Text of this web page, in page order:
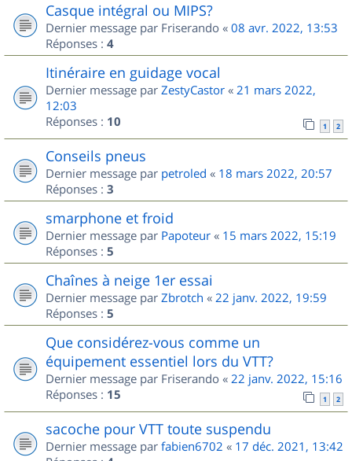
Casque intégral ou MIPS?
Dernier message par Friserando « 08 avr. 2022, 13:53
Réponses : 4
Itinéraire en guidage vocal
Dernier message par ZestyCastor « 21 mars 2022,
12:03
Réponses : 10 1 2
Conseils pneus
Dernier message par petroled « 18 mars 2022, 20:57
Réponses : 3
smarphone et froid
Dernier message par Papoteur « 15 mars 2022, 15:19
Réponses : 5
Chaînes à neige 1er essai
Dernier message par Zbrotch « 22 janv. 2022, 19:59
Réponses : 5
Que considérez-vous comme un
équipement essentiel lors du VTT?
Dernier message par Friserando « 22 janv. 2022, 15:16
Réponses : 15 1 2
sacoche pour VTT toute suspendu
Dernier message par fabien6702 « 17 déc. 2021, 13:42